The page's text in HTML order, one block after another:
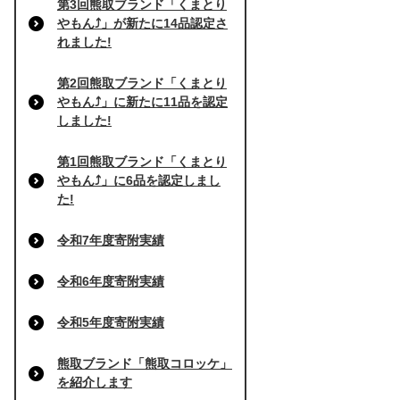
第3回熊取ブランド「くまとり
やもん⤴」が新たに14品認定さ
れました!
第2回熊取ブランド「くまとり
やもん⤴」に新たに11品を認定
しました!
第1回熊取ブランド「くまとり
やもん⤴」に6品を認定しまし
た!
令和7年度寄附実績
令和6年度寄附実績
令和5年度寄附実績
熊取ブランド「熊取コロッケ」
を紹介します